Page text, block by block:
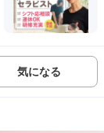
気になる